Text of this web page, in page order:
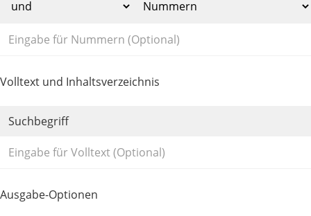
Volltext und Inhaltsverzeichnis
Suchbegriff
Ausgabe-Optionen